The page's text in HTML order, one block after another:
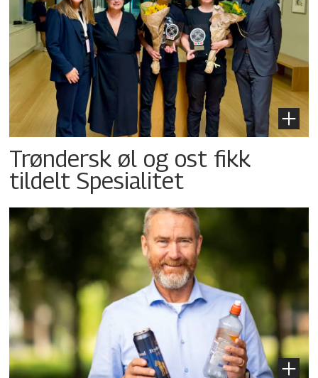
Trøndersk øl og ost fikk
tildelt Spesialitet